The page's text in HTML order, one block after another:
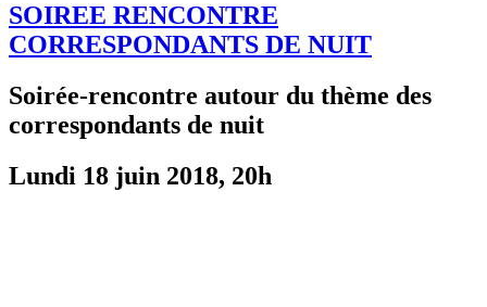
SOIREE RENCONTRE
CORRESPONDANTS DE NUIT
Soirée-rencontre autour du thème des
correspondants de nuit
Lundi 18 juin 2018, 20h